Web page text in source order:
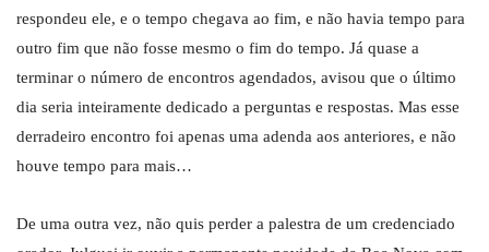
respondeu ele, e o tempo chegava ao fim, e não havia tempo para
outro fim que não fosse mesmo o fim do tempo. Já quase a
terminar o número de encontros agendados, avisou que o último
dia seria inteiramente dedicado a perguntas e respostas. Mas esse
derradeiro encontro foi apenas uma adenda aos anteriores, e não
houve tempo para mais…
De uma outra vez, não quis perder a palestra de um credenciado